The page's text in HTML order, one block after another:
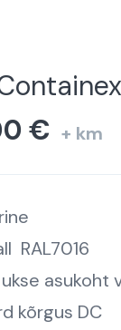
€ + km
RAL7016
asukoht
kõrgus DC